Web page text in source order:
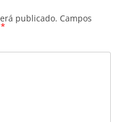
publicado. Campos
*